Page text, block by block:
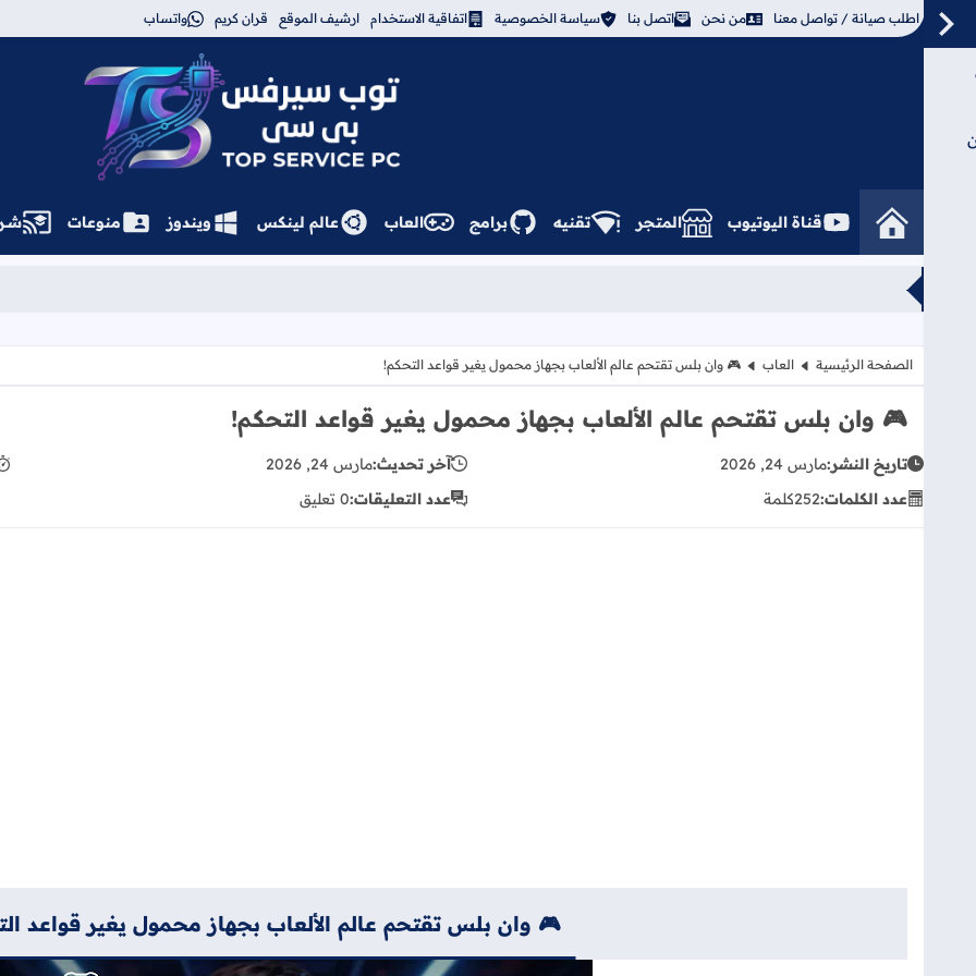
اطلب صيانة / تواصل معنا من نحن اتصل بنا سياسة الخصوصية اتفاقية الاستخدام ارشيف الموقع قران كريم واتساب
توب سيرفس
قناة اليوتيوب المتجر تقنيه برامج العاب عالم لينكس ويندوز منوعات
الصفحة الرئيسية العاب ​🎮 وان بلس تقتحم عالم الألعاب بجهاز محمول يغير قواعد التحكم!
​🎮 وان بلس تقتحم عالم الألعاب بجهاز محمول يغير قواعد التحكم!
تاريخ النشر:مارس 24, 2026 آخر تحديث:مارس 24, 2026
عدد الكلمات:252كلمة عدد التعليقات:0 تعليق
🎮 وان بلس تقتحم عالم الألعاب بجهاز محمول يغير قواعد